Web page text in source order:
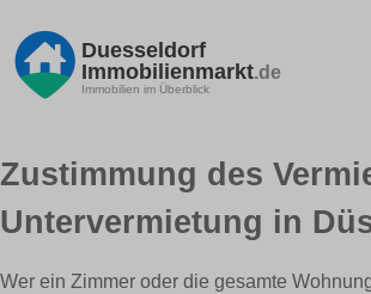
Duesseldorf
Immobilienmarkt.de
Immobilien im Überblick
Zustimmung des
Untervermietung in
Wer ein Zimmer oder die gesamte